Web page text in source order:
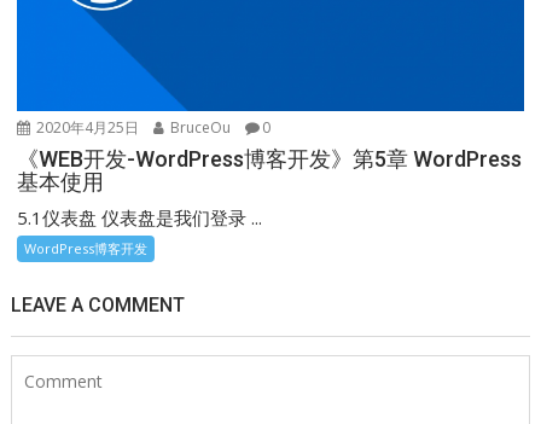
2020年4月25日 BruceOu 0
《WEB开发-WordPress博客开发》第5章 WordPress
基本使用
5.1仪表盘 仪表盘是我们登录 ...
WordPress博客开发
LEAVE A COMMENT